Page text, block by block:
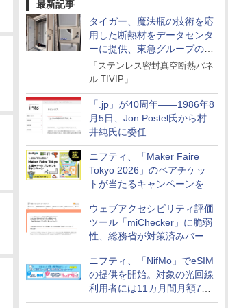
最新記事
タイガー、魔法瓶の技術を応
用した断熱材をデータセンタ
ーに提供、東急グループの実
証実験で
「ステンレス密封真空断熱パネ
ル TIVIP」
「.jp」が40周年――1986年8
月5日、Jon Postel氏から村
井純氏に委任
ニフティ、「Maker Faire
Tokyo 2026」のペアチケッ
トが当たるキャンペーンをX
で実施。8月16日まで
ウェブアクセシビリティ評価
ツール「miChecker」に脆弱
性、総務省が対策済みバージ
ョンへの更新を呼び掛け
ニフティ、「NifMo」でeSIM
の提供を開始。対象の光回線
利用者には11カ月間月額770
円割引のキャンペーン